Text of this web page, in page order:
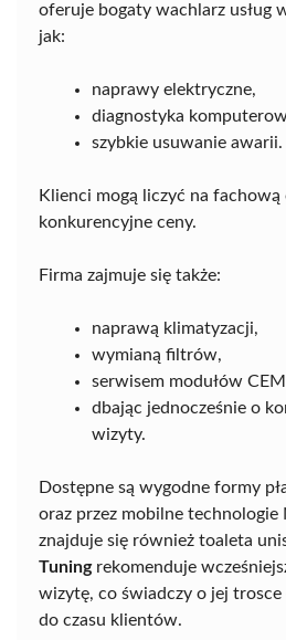
oferuje bogaty wachlarz usług
jak:
naprawy elektryczne,
diagnostyka
szybkie usuwanie awarii.
Klienci mogą liczyć na fachową
konkurencyjne ceny.
Firma zajmuje się także:
naprawą klimatyzacji,
wymianą filtrów,
serwisem modułów
dbając jednocześnie o
wizyty.
Dostępne są wygodne formy
oraz przez mobilne technologie
znajduje się również toaleta
Tuningrekomenduje
wizytę, co świadczy o jej trosce
do czasu klientów.